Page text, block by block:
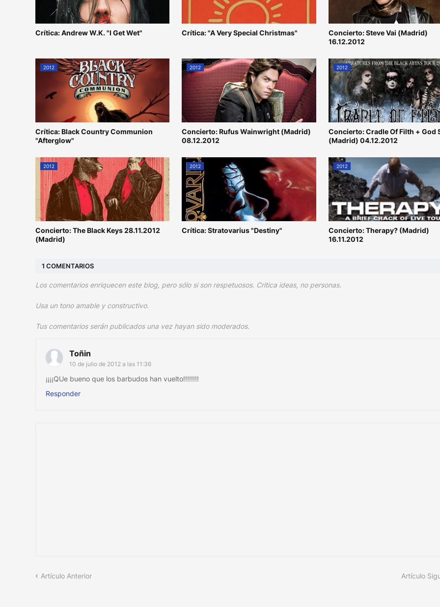
Crítica: Andrew W.K. "I Get Wet" Crítica: "A Very Special Christmas"
Concierto: Steve Vai (Madrid)
16.12.2012
2012
Crítica: Black Country Communion
"Afterglow"
2012
Concierto: Rufus Wainwright (Madrid)
08.12.2012
2012
Concierto: Cradle Of Filth + God
(Madrid) 04.12.2012
2012
Concierto: The Black Keys 28.11.2012
(Madrid)
2012
Crítica: Stratovarius "Destiny"
2012
Concierto: Therapy? (Madrid)
16.11.2012
1 COMENTARIOS
Los comentarios enriquecen este blog, pero sólo si son respetuosos. Critica ideas, no personas.
Usa un tono amable y constructivo.
Tus comentarios serán publicados una vez hayan sido moderados.
Toñin
10 de julio de 2012 a las 11:36
¡¡¡¡QUe bueno que los barbudos han vuelto!!!!!!!!
Responder
Artículo Anterior Artículo